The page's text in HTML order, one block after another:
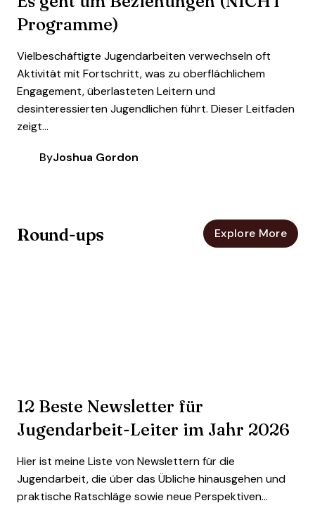
Programme)
Vielbeschäftigte Jugendarbeiten verwechseln oft
Aktivität mit Fortschritt, was zu oberflächlichem
Engagement, überlasteten Leitern und
desinteressierten Jugendlichen führt. Dieser Leitfaden
zeigt...
ByJoshua Gordon
Round-ups Explore More
12 Beste Newsletter für
Jugendarbeit-Leiter im Jahr 2026
Hier ist meine Liste von Newslettern für die
Jugendarbeit, die über das Übliche hinausgehen und
praktische Ratschläge sowie neue Perspektiven...